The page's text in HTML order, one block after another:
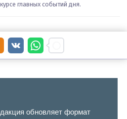
главных событий дня.
обновляет формат